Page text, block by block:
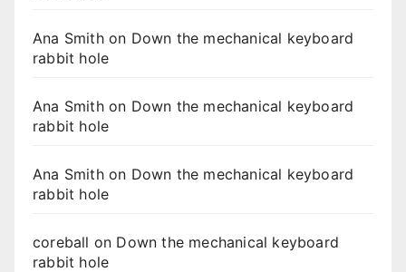
Ana Smithon Down the mechanical keyboard
rabbit hole
Ana Smithon Down the mechanical keyboard
rabbit hole
Ana Smithon Down the mechanical keyboard
rabbit hole
coreball on Down the mechanical keyboard
rabbit hole